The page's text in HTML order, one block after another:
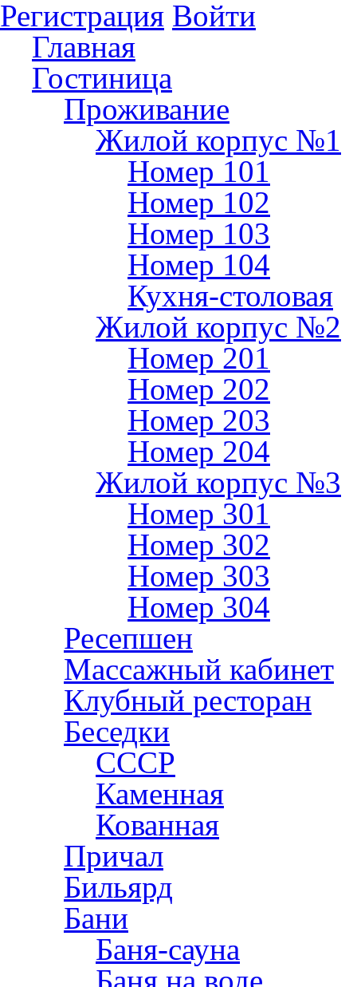
Регистрация Войти
Главная
Гостиница
Проживание
Жилой корпус №1
Номер 101
Номер 102
Номер 103
Номер 104
Кухня-столовая
Жилой корпус №2
Номер 201
Номер 202
Номер 203
Номер 204
Жилой корпус №3
Номер 301
Номер 302
Номер 303
Номер 304
Ресепшен
Массажный кабинет
Клубный ресторан
Беседки
СССР
Каменная
Кованная
Причал
Бильярд
Бани
Баня-сауна